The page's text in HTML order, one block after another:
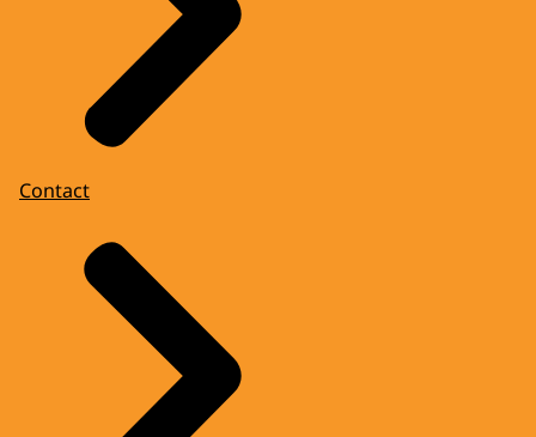
Contact